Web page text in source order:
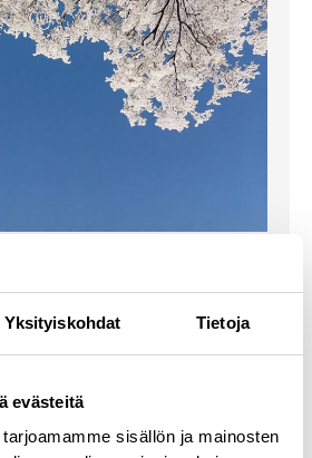
Yksityiskohdat Tietoja
evästeitä
sisällön ja mainosten
Itsenäisyyspäivänä 6.12.
normaalisti. Alavieska,
Merijärvi, Oulainen ja Pyhäjoki: